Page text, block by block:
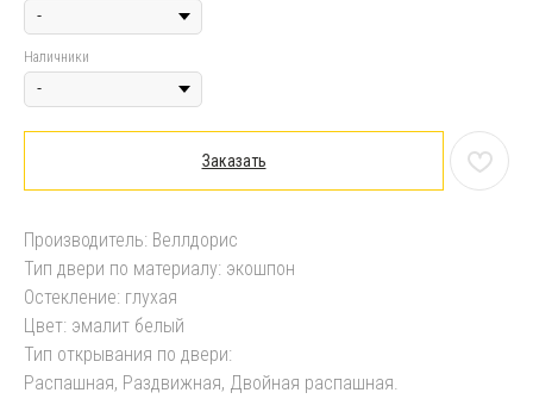
Наличники
Заказать
Производитель: Веллдорис
Тип двери по материалу: экошпон
Остекление: глухая
Цвет: эмалит белый
Тип открывания по двери:
Распашная, Раздвижная, Двойная распашная.